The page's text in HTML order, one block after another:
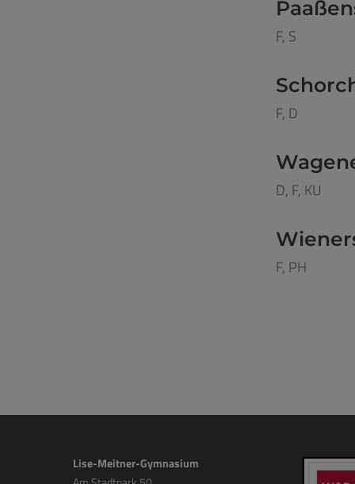
F, S
F, D
D, F, KU
F, PH
Lise-Meitner-Gymnasium